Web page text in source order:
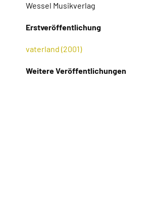
Wessel Musikverlag
Erstveröffentlichung
vaterland (2001)
Weitere Veröffentlichungen